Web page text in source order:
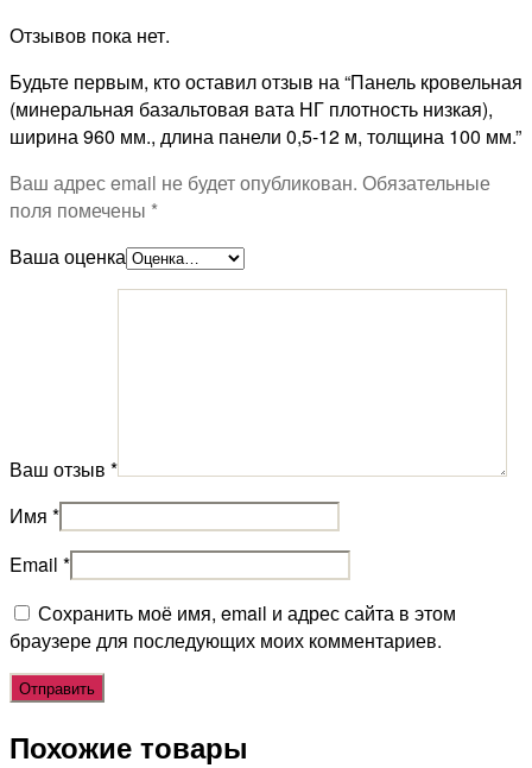
Отзывов пока нет.
Будьте первым, кто оставил отзыв на “Панель кровельная
(минеральная базальтовая вата НГ плотность низкая),
ширина 960 мм., длина панели 0,5-12 м, толщина 100 мм.”
Ваш адрес email не будет опубликован. Обязательные
поля помечены *
Ваша оценка
Ваш отзыв *
Имя *
Email *
Сохранить моё имя, email и адрес сайта в этом
браузере для последующих моих комментариев.
Похожие товары